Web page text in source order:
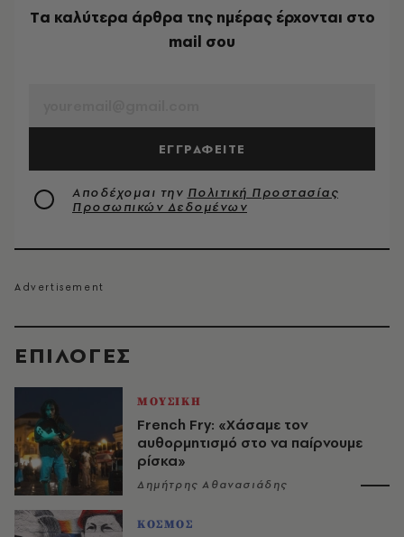
EΠΙΛΟΓΈΣ
ΜΟΥΣΙΚΗ
French Fry: «Χάσαμε τον
αυθορμητισμό στο να παίρνουμε
ρίσκα»
Δημήτρης Αθανασιάδης
ΚΟΣΜΟΣ
Tα καλύτερα άρθρα της ημέρας έρχονται στο
mail σου
ΕΓΓΡΑΦΕΙΤΕ
Αποδέχομαι την Πολιτική Προστασίας
Προσωπικών Δεδομένων